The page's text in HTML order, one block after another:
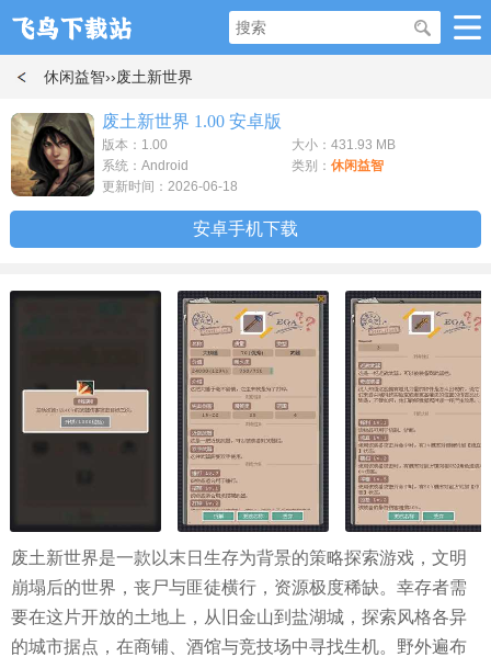
休闲益智››废土新世界
废土新世界 1.00 安卓版
版本：1.00
大小：431.93 MB
系统：Android
类别： 休闲益智
更新时间：2026-06-18
安卓手机下载
废土新世界是一款以末日生存为背景的策略探索游戏，文明
崩塌后的世界，丧尸与匪徒横行，资源极度稀缺。幸存者需
要在这片开放的土地上，从旧金山到盐湖城，探索风格各异
的城市据点，在商铺、酒馆与竞技场中寻找生机。野外遍布